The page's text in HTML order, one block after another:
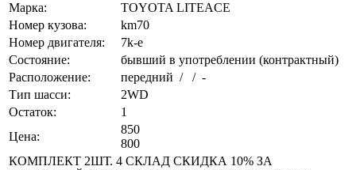
Марка:
TOYOTA LITEACE
Номер кузова:
km70
Номер двигателя:
7k-e
Состояние:
бывший в употреблении (контрактный)
Расположение:
передний / / -
Тип шасси:
2WD
Остаток:
1
Цена:
850
800
КОМПЛЕКТ 2ШТ. 4 СКЛАД СКИДКА 10% ЗА